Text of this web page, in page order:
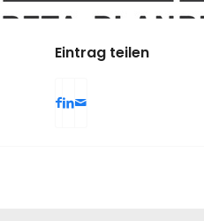
Eintrag teilen